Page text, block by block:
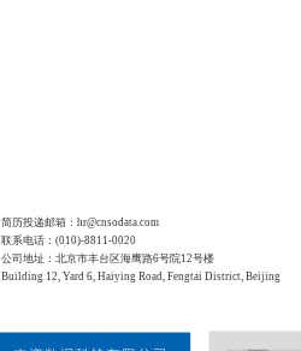
简历投递邮箱：hr@cnsodata.com
联系电话：(010)-8811-0020
公司地址：北京市丰台区海鹰路6号院12号楼
Building 12, Yard 6, Haiying Road, Fengtai District, Beijing